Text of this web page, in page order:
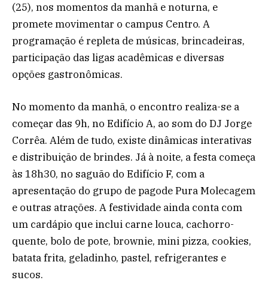
(25), nos momentos da manhã e noturna, e
promete movimentar o campus Centro. A
programação é repleta de músicas, brincadeiras,
participação das ligas acadêmicas e diversas
opções gastronômicas.
No momento da manhã, o encontro realiza-se a
começar das 9h, no Edifício A, ao som do DJ Jorge
Corrêa. Além de tudo, existe dinâmicas interativas
e distribuição de brindes. Já à noite, a festa começa
às 18h30, no saguão do Edifício F, com a
apresentação do grupo de pagode Pura Molecagem
e outras atrações. A festividade ainda conta com
um cardápio que inclui carne louca, cachorro-
quente, bolo de pote, brownie, mini pizza, cookies,
batata frita, geladinho, pastel, refrigerantes e
sucos.